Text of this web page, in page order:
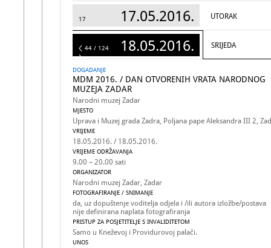
17 17.05.2016. UTORAK
124 18.05.2016. SRIJEDA
44 / 124
DOGADANJE
MDM 2016. / DAN OTVORENIH VRATA NARODNOG
MUZEJA ZADAR
Narodni muzej Zadar
MJESTO
Uprava i Muzej grada Zadra, Poljana pape Aleksandra III 2,
VRIJEME
18.05.2016. / 18.05.2016.
VRIJEME ODRŽAVANJA
9.00 – 20.00 sati
ORGANIZATOR
Narodni muzej Zadar, Zadar
FOTOGRAFIRANJE / SNIMANJE
da, uz dopuštenje voditelja odjela i /ili autora izložbe/postava
nije definirana naplata fotografiranja
PRISTUP ZA POSJETITELJE S INVALIDITETOM
Samo u Kneževoj i Providurovoj palači.
UNOS